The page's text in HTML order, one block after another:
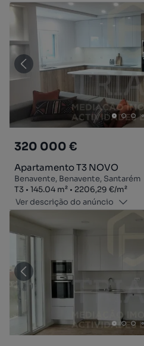
320 000 €
Apartamento T3 NOVO
Benavente, Benavente, Santarém
Tipologia
T3
Zona145.04 m²
Preço por metro quadrado
2206,29 €/m²
Ver descrição do anúncio